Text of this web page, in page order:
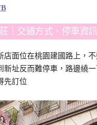
｜交通方式、停車資訊
店面位在桃園建國路上，
新址反而難停車，路邊繞
先訂位